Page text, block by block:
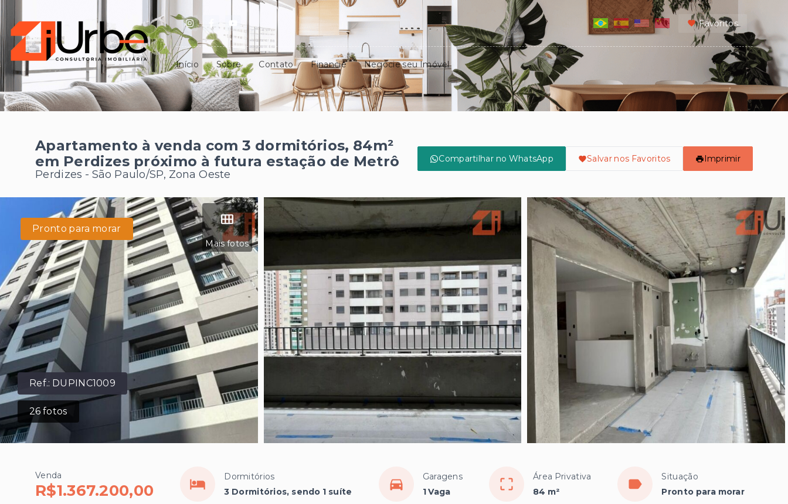
Favoritos
Início Sobre Contato Financie Negocie seu Imóvel
Apartamento à venda com 3 dormitórios, 84m²
em Perdizes próximo à futura estação de Metrô
Perdizes - São Paulo/SP, Zona Oeste
Compartilhar no WhatsApp Salvar nos Favoritos Imprimir
Ref.: DUPINC1009
26 fotos
Mais fotos
Pronto para morar
Venda
R$1.367.200,00
Dormitórios
3 Dormitórios, sendo 1 suíte
Garagens
1 Vaga
Área Privativa
84 m²
Situação
Pronto para morar